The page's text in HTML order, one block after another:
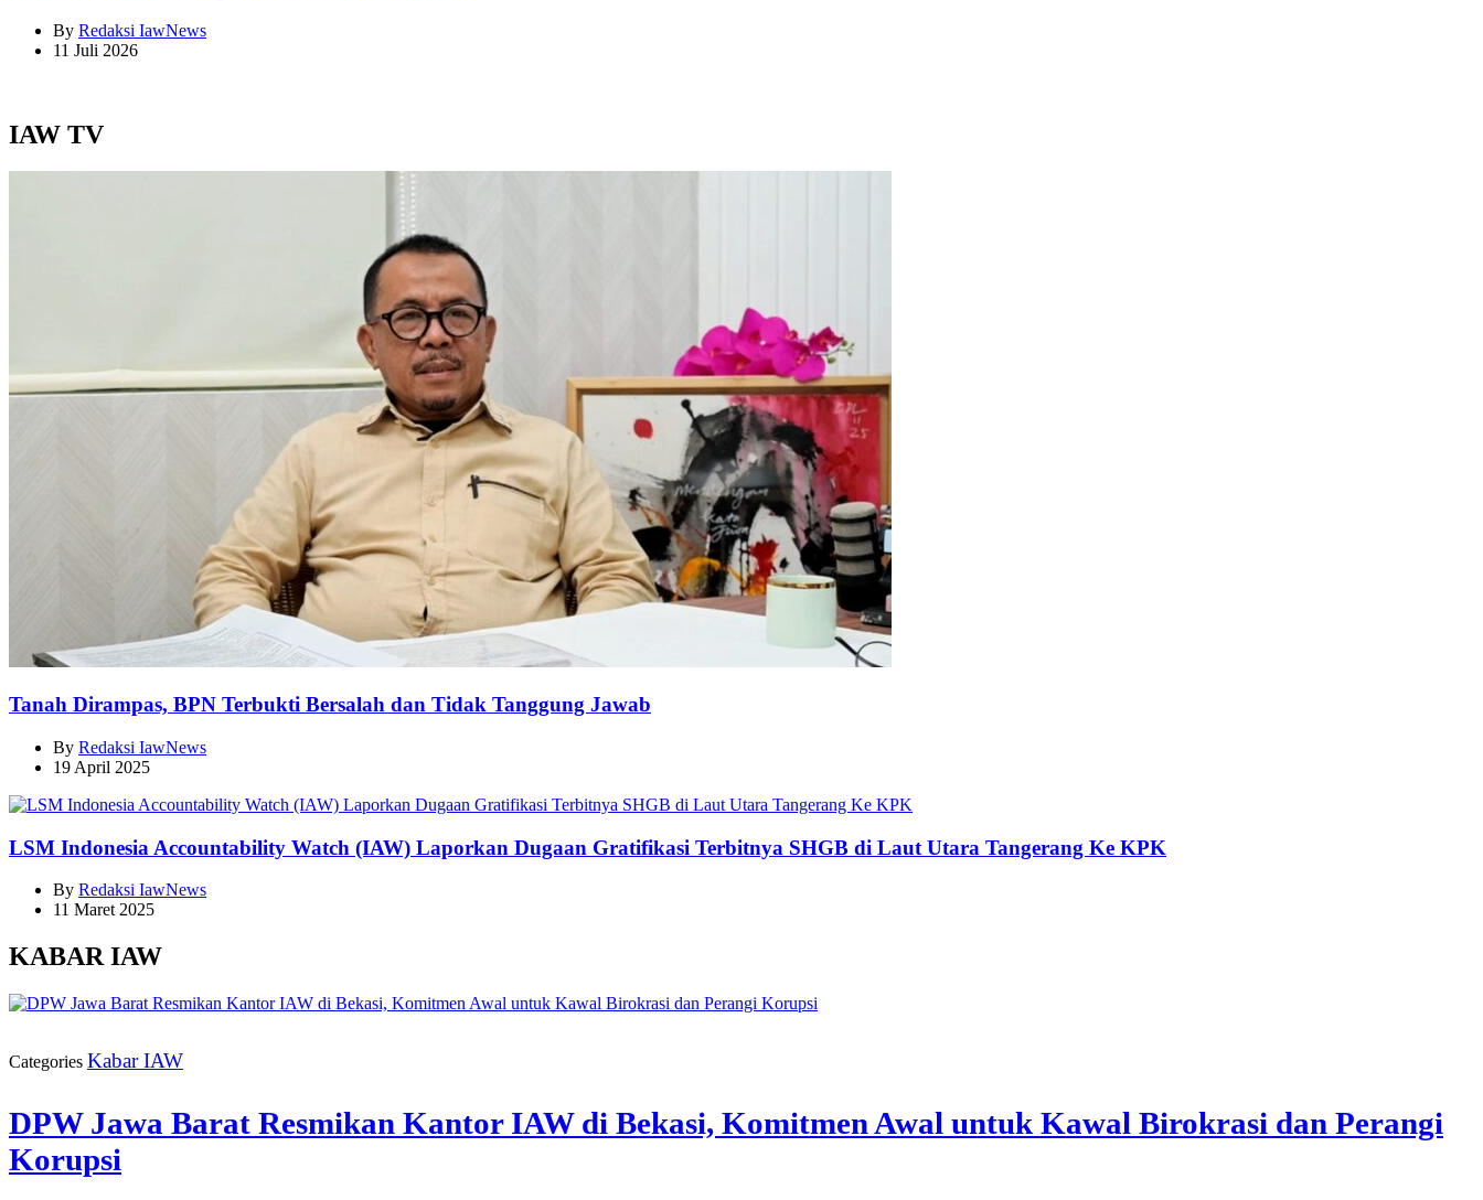
By Redaksi IawNews
11 Juli 2026
IAW TV
Tanah Dirampas, BPN Terbukti Bersalah dan Tidak Tanggung Jawab
By Redaksi IawNews
19 April 2025
LSM Indonesia Accountability Watch (IAW) Laporkan Dugaan Gratifikasi Terbitnya SHGB di Laut Utara Tangerang Ke KPK
By Redaksi IawNews
11 Maret 2025
KABAR IAW
Categories Kabar IAW
DPW Jawa Barat Resmikan Kantor IAW di Bekasi, Komitmen Awal untuk Kawal Birokrasi dan Perangi
Korupsi